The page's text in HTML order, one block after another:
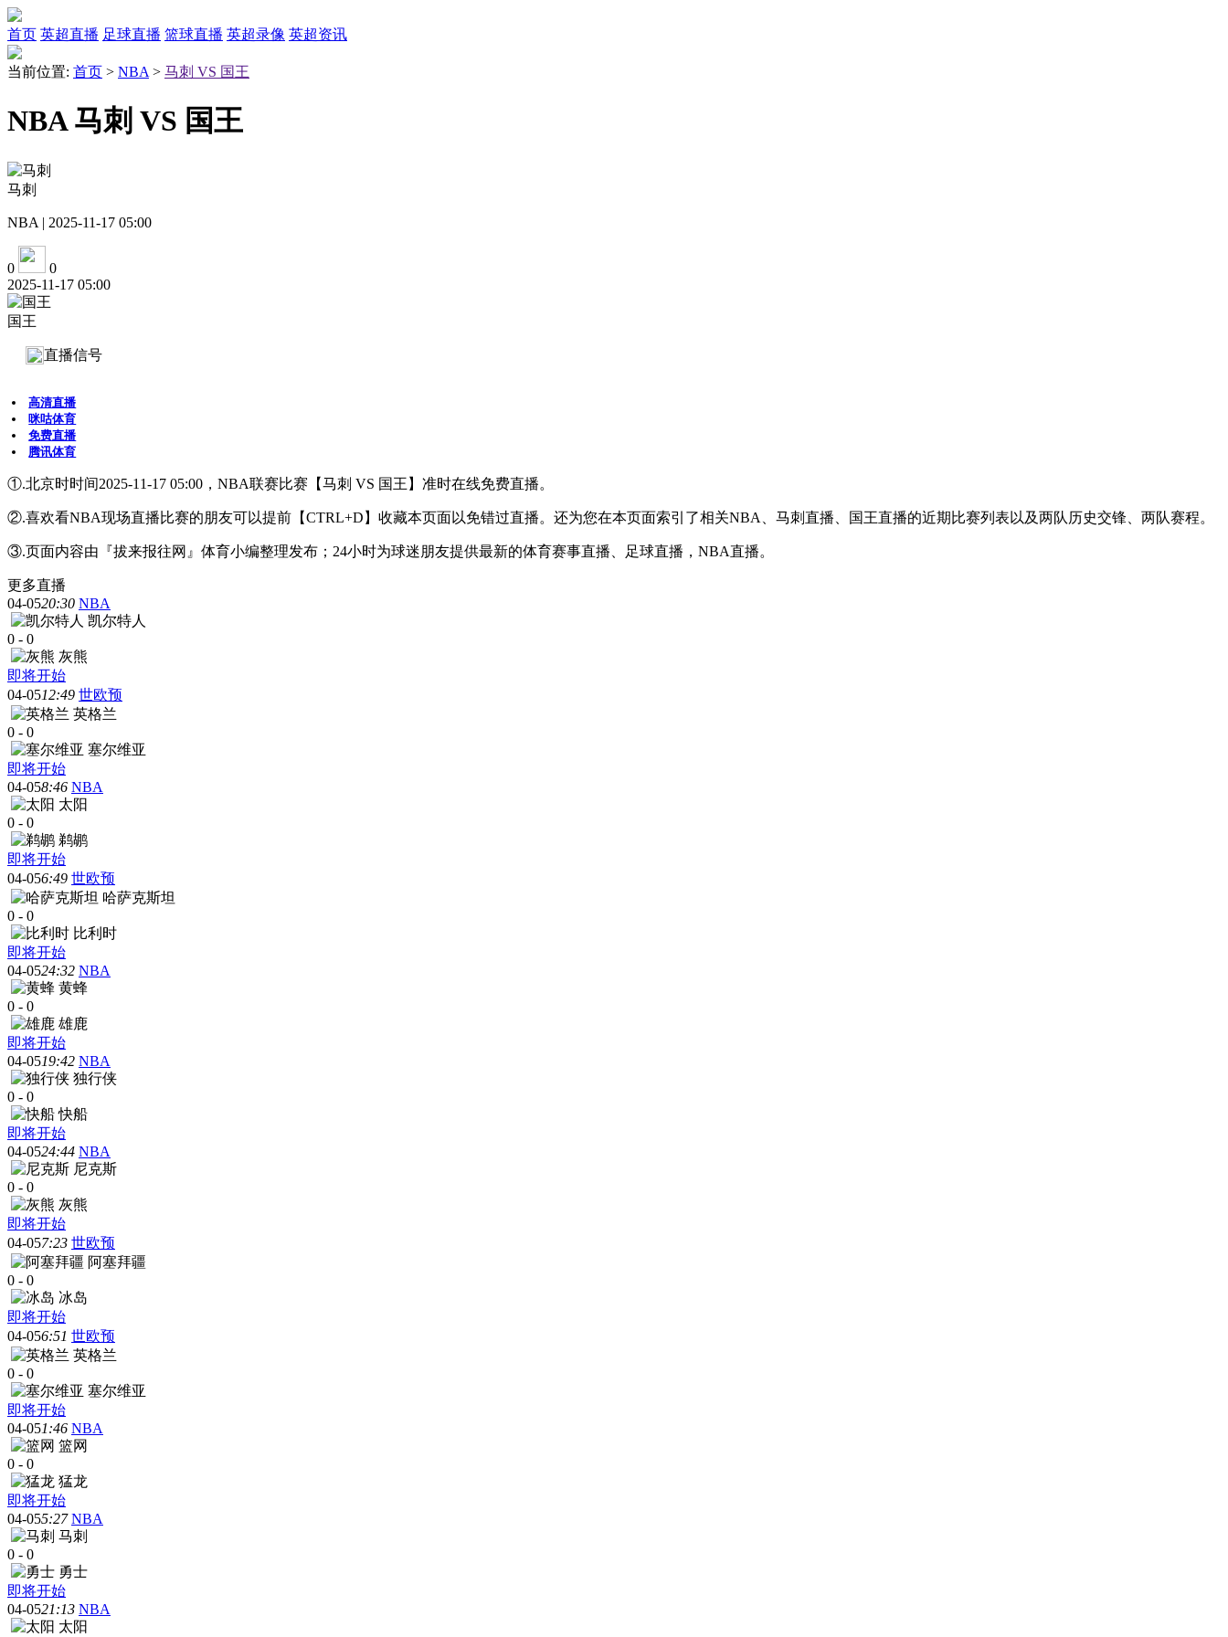
首页 英超直播 足球直播 篮球直播 英超录像 英超资讯
当前位置: 首页 > NBA > 马刺 VS 国王
NBA 马刺 VS 国王
马刺
NBA | 2025-11-17 05:00
0
0
2025-11-17 05:00
国王
直播信号
高清直播
咪咕体育
免费直播
腾讯体育
①.北京时时间2025-11-17 05:00，NBA联赛比赛【马刺 VS 国王】准时在线免费直播。
②.喜欢看NBA现场直播比赛的朋友可以提前【CTRL+D】收藏本页面以免错过直播。还为您在本页面索引了相关NBA、马刺直播、国王直播的近期比赛列表以及两队历史交锋、两队赛程。
③.页面内容由『拔来报往网』体育小编整理发布；24小时为球迷朋友提供最新的体育赛事直播、足球直播，NBA直播。
更多直播
04-0520:30 NBA
凯尔特人
0 - 0
灰熊
即将开始
04-0512:49 世欧预
英格兰
0 - 0
塞尔维亚
即将开始
04-058:46 NBA
太阳
0 - 0
鹈鹕
即将开始
04-056:49 世欧预
哈萨克斯坦
0 - 0
比利时
即将开始
04-0524:32 NBA
黄蜂
0 - 0
雄鹿
即将开始
04-0519:42 NBA
独行侠
0 - 0
快船
即将开始
04-0524:44 NBA
尼克斯
0 - 0
灰熊
即将开始
04-057:23 世欧预
阿塞拜疆
0 - 0
冰岛
即将开始
04-056:51 世欧预
英格兰
0 - 0
塞尔维亚
即将开始
04-051:46 NBA
篮网
0 - 0
猛龙
即将开始
04-055:27 NBA
马刺
0 - 0
勇士
即将开始
04-0521:13 NBA
太阳